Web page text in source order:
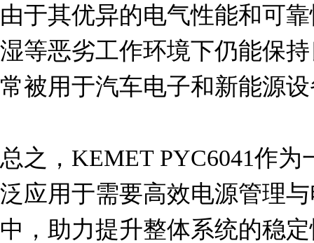
由于其优异的电气性能和可
湿等恶劣工作环境下仍能保
常被用于汽车电子和新能源
总之，KEMET PYC6041作
泛应用于需要高效电源管理
中，助力提升整体系统的稳